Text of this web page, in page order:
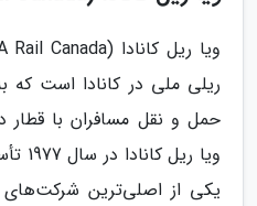
ریلی ملی در کانادا است
حمل و نقل مسافران با قطار
ویا
یکی از اصلی‌ترین شرکت‌های